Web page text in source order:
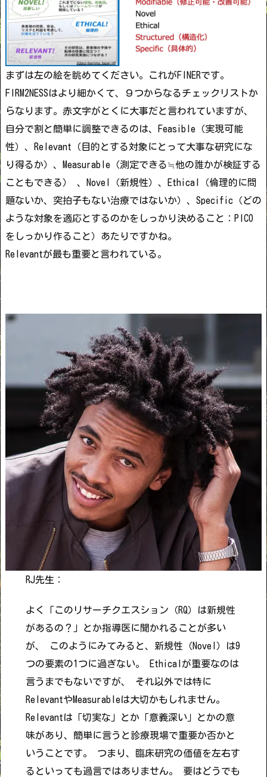
まずは左の絵を眺めてください。これがFINERです。
FIRM2NESSはより細かくて、９つからなるチェックリストか
らなります。赤文字がとくに大事だと言われていますが、
自分で割と簡単に調整できるのは、Feasible（実現可能
性）、Relevant（目的とする対象にとって大事な研究にな
り得るか）、Measurable（測定できる≒他の誰かが検証する
こともできる） 、Novel（新規性）、Ethical（倫理的に問
題ないか、突拍子もない治療ではないか）、Specific（どの
ような対象を適応とするのかをしっかり決めること：PICO
をしっかり作ること）あたりですかね。
Relevantが最も重要と言われている。
RJ先生：
よく「このリサーチクエスション（RQ）は新規性
があるの？」とか指導医に聞かれることが多い
が、 このようにみてみると、新規性（Novel）は9
つの要素の1つに過ぎない。 Ethicalが重要なのは
言うまでもないですが、 それ以外では特に
RelevantやMeasurableは大切かもしれません。
Relevantは「切実な」とか「意義深い」とかの意
味があり、簡単に言うと診療現場で重要か否かと
いうことです。 つまり、臨床研究の価値を左右す
るといっても過言ではありません。 要はどうでも